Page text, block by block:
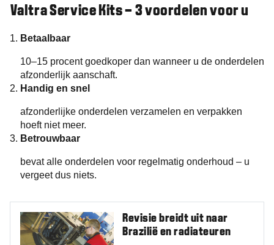
Valtra Service Kits – 3 voordelen voor u
Betaalbaar
10–15 procent goedkoper dan wanneer u de onderdelen
afzon­derlijk aanschaft.
Handig en snel
afzonderlijke onderdelen verzamelen en verpakken
hoeft niet meer.
Betrouwbaar
bevat alle onderdelen voor regelmatig onderhoud – u
vergeet dus niets.
Revisie breidt uit naar
Brazilië en radiateuren